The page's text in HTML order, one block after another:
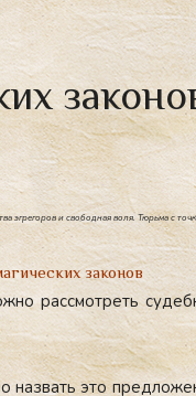
эгрегоров и свободная воля. Тюрьма с
законов
рас­смот­реть
наз­вать это